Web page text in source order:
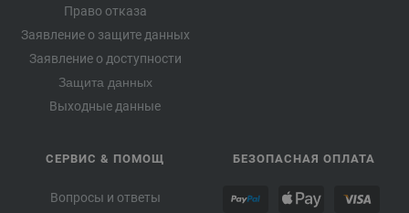
Право отказа
Заявление о защите данных
Заявление о доступности
Защита данных
Выходные данные
СЕРВИС & ПОМОЩ
Вопросы и ответы
БЕЗОПАСНАЯ ОПЛАТА